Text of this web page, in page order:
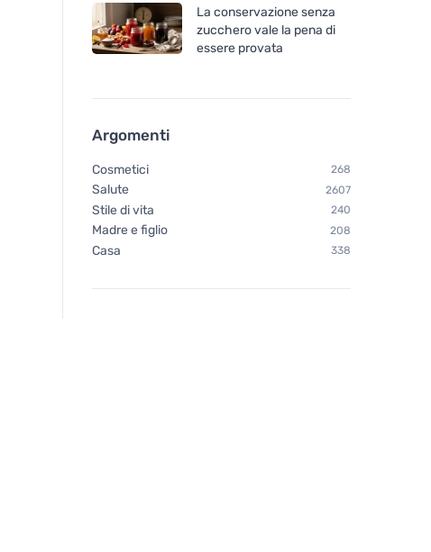
La conservazione senza
zucchero vale la pena di
essere provata
Argomenti
Cosmetici 268
Salute 2607
Stile di vita 240
Madre e figlio 208
Casa 338